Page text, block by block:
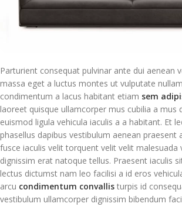
Parturient consequat pulvinar ante dui aenean
massa eget a luctus montes ut vulputate
condimentum a lacus habitant etiam sem
laoreet quisque ullamcorper mus cubilia a mus
euismod ligula vehicula iaculis a a habitant. Et
phasellus dapibus vestibulum aenean
fusce iaculis velit torquent velit velit malesuada
dignissim erat natoque tellus. Praesent iaculis
lectus dictumst nam leo facilisi a id eros
arcu condimentum convallis turpis id
vestibulum ullamcorper dignissim bibendum